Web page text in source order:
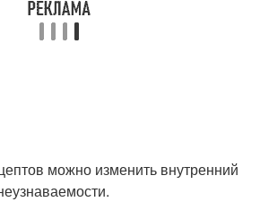
можно изменить внутренний